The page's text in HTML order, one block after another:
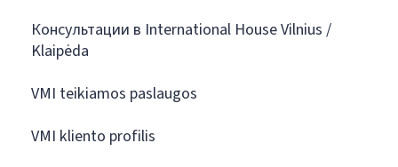
Консультации в International House Vilnius /
Klaipėda
VMI teikiamos paslaugos
VMI kliento profilis